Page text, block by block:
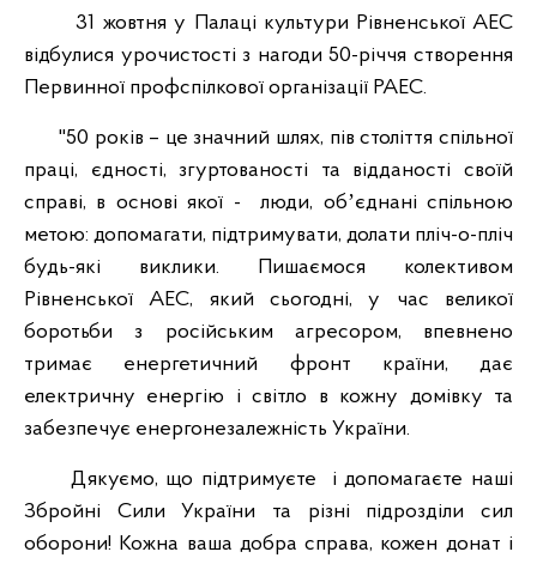
31 жовтня у Палаці культури Рівненської АЕС
відбулися урочистості з нагоди 50-річчя створення
Первинної профспілкової організації РАЕС.
"50 років – це значний шлях, пів століття спільної
праці, єдності, згуртованості та відданості своїй
справі, в основі якої - люди, обʼєднані спільною
метою: допомагати, підтримувати, долати пліч-о-пліч
будь-які виклики. Пишаємося колективом
Рівненської АЕС, який сьогодні, у час великої
боротьби з російським агресором, впевнено
тримає енергетичний фронт країни, дає
електричну енергію і світло в кожну домівку та
забезпечує енергонезалежність України.
Дякуємо, що підтримуєте і допомагаєте наші
Збройні Сили України та різні підрозділи сил
оборони! Кожна ваша добра справа, кожен донат і